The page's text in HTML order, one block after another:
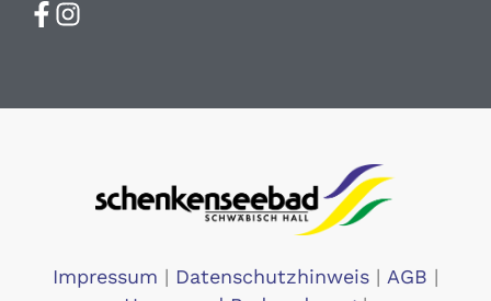
Impressum Datenschutzhinweis AGB